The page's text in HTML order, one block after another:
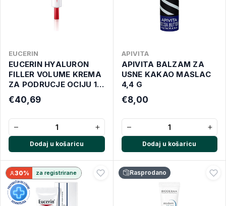
EUCERIN
EUCERIN HYALURON
FILLER VOLUME KREMA
ZA PODRUCJE OCIJU 15
ML
€40,69
− +
Dodaj u košaricu
APIVITA
APIVITA BALZAM ZA
USNE KAKAO MASLAC
4,4 G
€8,00
− +
Dodaj u košaricu
30% za registrirane Rasprodano